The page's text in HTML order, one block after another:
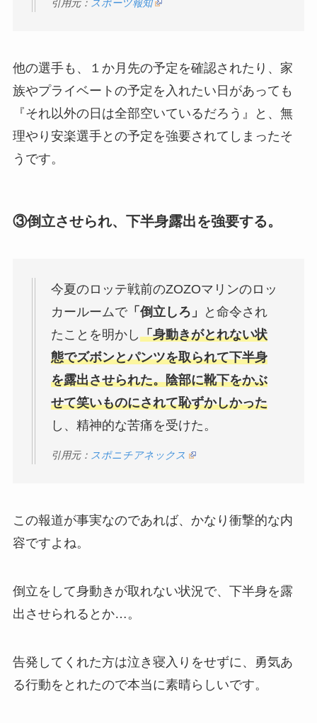
引用元： スポーツ報知
他の選手も、１か月先の予定を確認されたり、家
族やプライベートの予定を入れたい日があっても
『それ以外の日は全部空いているだろう』と、無
理やり安楽選手との予定を強要されてしまったそ
うです。
③倒立させられ、下半身露出を強要する。
今夏のロッテ戦前のZOZOマリンのロッ
カールームで「倒立しろ」
と命令され
たことを明かし「身動きがとれない状
態でズボンとパンツを取られて下半身
を露出させられた。陰部に靴下をかぶ
せて笑いものにされて恥ずかしかった
し、精神的な苦痛を受けた。
引用元： スポニチアネックス
この報道が事実なのであれば、かなり衝撃的な内
容ですよね。
倒立をして身動きが取れない状況で、下半身を露
出させられるとか…。
告発してくれた方は泣き寝入りをせずに、勇気あ
る行動をとれたので本当に素晴らしいです。